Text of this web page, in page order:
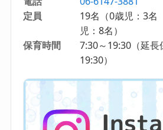
定員
19名（0歳児：3
児：8名）
保育時間
7:30～19:30（延長
19:30）